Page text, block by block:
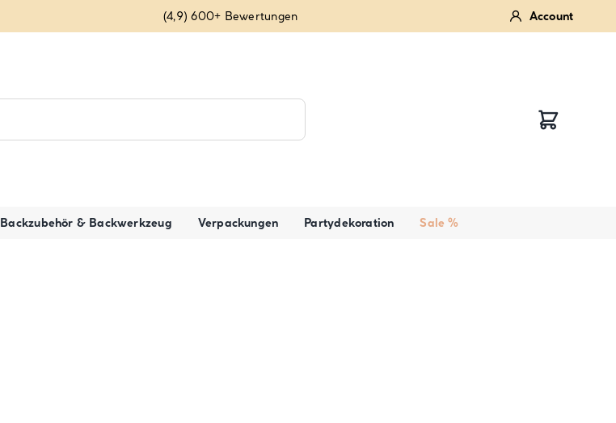
(4,9) 600+ Bewertungen Account
Backzubehör & Backwerkzeug Verpackungen Partydekoration Sale %